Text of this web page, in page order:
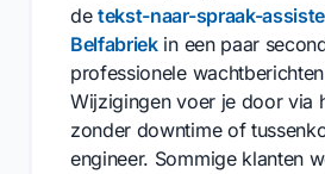
detekst-naar-spraak-
Belfabriekin een paar
professionele
Wijzigingen voer je door via
zonder downtime of
engineer. Sommige klanten